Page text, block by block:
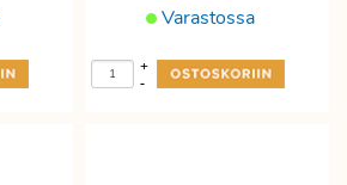
Varastossa
-
+